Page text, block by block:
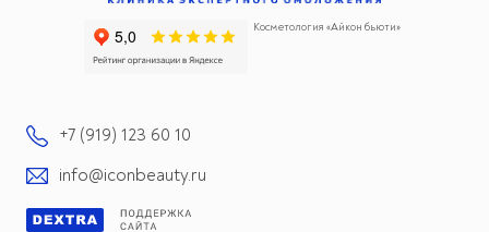
Косметология «Айкон бьюти»
+7 (919) 123 60 10
info@iconbeauty.ru